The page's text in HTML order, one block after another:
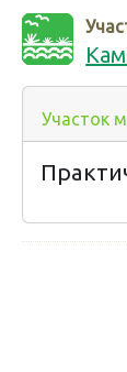
Участок